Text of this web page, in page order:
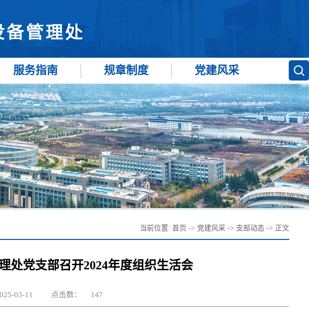
服务指南 规章制度 党建风采
当前位置: 首页 -> 党建风采 -> 支部动态 -> 正文
处党支部召开2024年度组织生活会
03-11 点击数： 147